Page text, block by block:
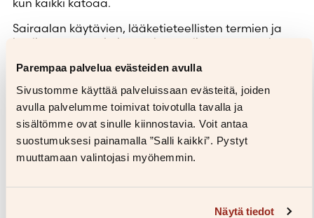
Parempaa palvelua evästeiden avulla
Sivustomme käyttää palveluissaan evästeitä, joiden
avulla palvelumme toimivat toivotulla tavalla ja
sisältömme ovat sinulle kiinnostavia. Voit antaa
suostumuksesi painamalla ”Salli kaikki”. Pystyt
muuttamaan valintojasi myöhemmin.
Näytä tiedot
Sairaalan käytävien, lääketieteellisten termien ja
kuolinpesän setvimisen takaa paljastuu myös yhteys
pitkät ovat sen juuret? Miten sen kanssa eletään?
Katoamiskertomuson herkkä ja kirkas kuvaus
menettämisestä ja rakkaudesta, menneisyyden
varjoista ja siitä, miten kohtaamme kuoleman.
Intiimi teos kurottaa kohti totuutta, ilmavasti ja vailla
paatosta.